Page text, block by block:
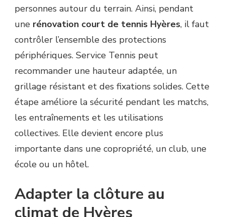
personnes autour du terrain. Ainsi, pendant
une rénovation court de tennis Hyères, il faut
contrôler l’ensemble des protections
périphériques. Service Tennis peut
recommander une hauteur adaptée, un
grillage résistant et des fixations solides. Cette
étape améliore la sécurité pendant les matchs,
les entraînements et les utilisations
collectives. Elle devient encore plus
importante dans une copropriété, un club, une
école ou un hôtel.
Adapter la clôture au
climat de Hyères